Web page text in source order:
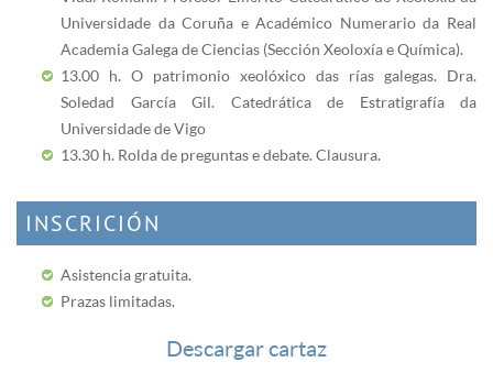
Universidade da Coruña e Académico Numerario da Real
Academia Galega de Ciencias (Sección Xeoloxía e Química).
13.00 h. O patrimonio xeolóxico das rías galegas. Dra.
Soledad García Gil. Catedrática de Estratigrafía da
Universidade de Vigo
13.30 h. Rolda de preguntas e debate. Clausura.
INSCRICIÓN
Asistencia gratuita.
Prazas limitadas.
Descargar cartaz